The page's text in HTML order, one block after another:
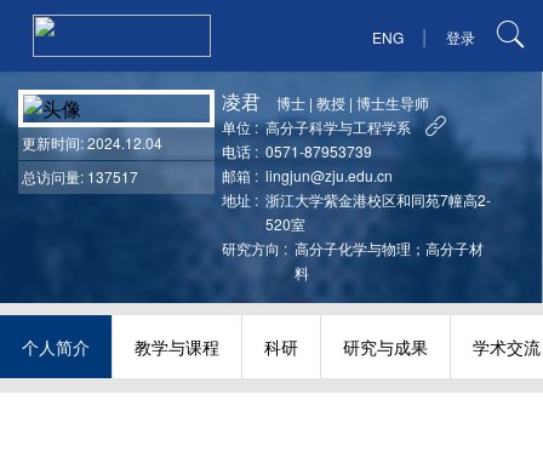
ENG | 登录
更新时间: 2024.12.04
总访问量: 137517
凌君 博士 |教授 |博士生导师
单位 : 高分子科学与工程学系
电话 : 0571-87953739
邮箱 : lingjun@zju.edu.cn
地址 : 浙江大学紫金港校区和同苑7幢高2-
520室
研究方向 : 高分子化学与物理；高分子材
料
个人简介 教学与课程 科研 研究与成果 学术交